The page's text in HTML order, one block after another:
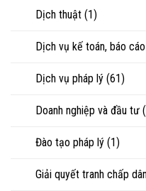
Dịch thuật (1)
Dịch vụ kế toán, báo
Dịch vụ pháp lý (61)
Doanh nghiệp và đầu tư
Đào tạo pháp lý (1)
Giải quyết tranh chấp